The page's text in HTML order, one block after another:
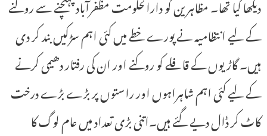
کے لیے انتظامیہ نے پورے خطے میں کئی اہم سڑکیں بند کر دی
ہیں۔ گاڑیوں کے قافلے کو روکنے اور ان کی رفتار دھیمی کرنے
کے لیے کئی اہم شاہراہوں اور راستوں پر بڑے بڑے درخت
کاٹ کر ڈال دیے گئے ہیں۔اتنی بڑی تعداد میں عام لوگ کا